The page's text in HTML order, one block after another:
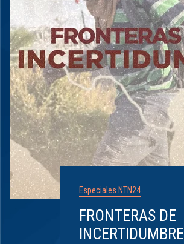
Especiales NTN24
FRONTERAS DE
INCERTIDUMBRE